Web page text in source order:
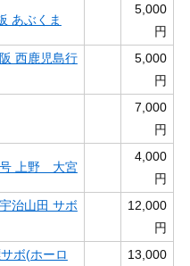
あぶくま
5,000
円
西鹿児島行
5,000
円
7,000
円
号 上野 大宮
4,000
円
治山田 サボ
12,000
円
ボ(ホーロ
13,000